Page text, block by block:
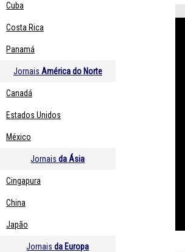
Cuba
Costa Rica
Panamá
Jornais América do Norte
Canadá
Estados Unidos
México
Jornaisda Ásia
Cingapura
China
Japão
Jornaisda Europa